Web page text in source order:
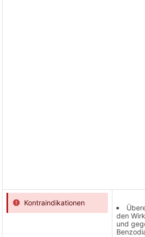
Kontraindikationen
den
und